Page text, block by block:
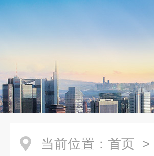
当前位置： 首页 >